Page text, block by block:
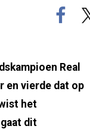
Real
en vierde dat op
het
dit